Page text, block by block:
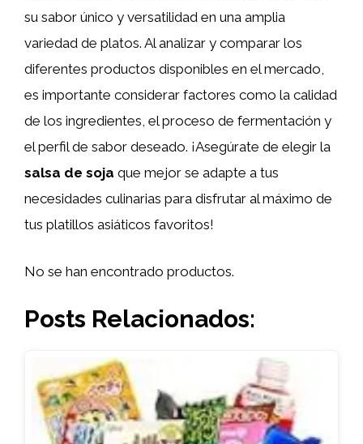
su sabor único y versatilidad en una amplia
variedad de platos. Al analizar y comparar los
diferentes productos disponibles en el mercado,
es importante considerar factores como la calidad
de los ingredientes, el proceso de fermentación y
el perfil de sabor deseado. ¡Asegúrate de elegir la
salsa de soja que mejor se adapte a tus
necesidades culinarias para disfrutar al máximo de
tus platillos asiáticos favoritos!
No se han encontrado productos.
Posts Relacionados: